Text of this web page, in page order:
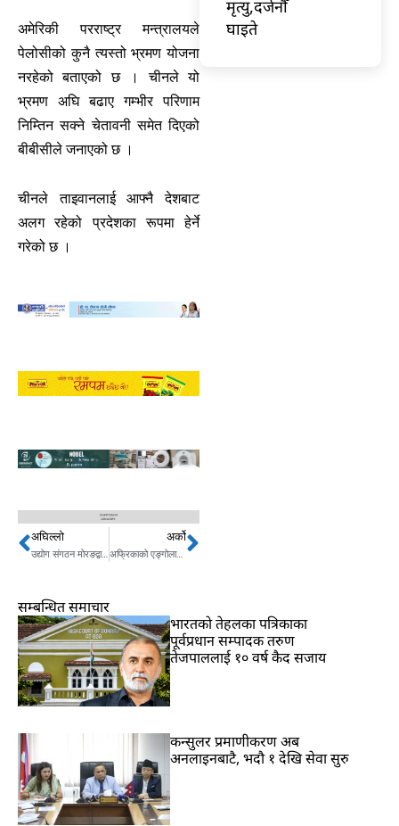
अमेरिकी परराष्ट्र मन्त्रालयले
पेलोसीको कुनै त्यस्तो भ्रमण योजना
नरहेको बताएको छ । चीनले यो
भ्रमण अघि बढाए गम्भीर परिणाम
निम्तिन सक्ने चेतावनी समेत दिएको
बीबीसीले जनाएको छ ।
चीनले ताइवानलाई आफ्नै देशबाट
अलग रहेको प्रदेशका रूपमा हेर्ने
गरेको छ ।
Prev
अघिल्लो
उद्योग संगठन मोरङद्वारा स्टार्टअप एण्ड इनोभेशन कार्यक्रम अन्तरगत दोस्रो ब्याचको लागि आवेदन खुला
अर्को
अफ्रिकाको एङ्गोलामा गुलाबी रङ्गको अतिदुर्लभ हिरा फेला Next
मृत्यु,दर्जनौँ
घाइते
सम्बन्धित समाचार
भारतकाे तेहलका पत्रिकाका
पूर्वप्रधान सम्पादक तरुण
तेजपाललाई १० वर्ष कैद सजाय
कन्सुलर प्रमाणीकरण अब
अनलाइनबाटै, भदौ १ देखि सेवा सुरु